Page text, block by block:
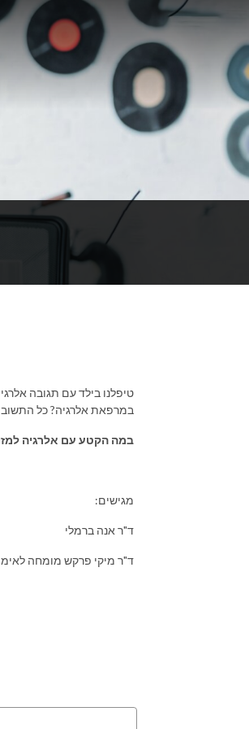
טיפלנו בילד עם תגובה
במרפאת אלרגיה? כל
במה הקטע עם אלרגיה
:מגישים
ד"ר אנה ברמלי
ד"ר מיקי פרקש מומחה